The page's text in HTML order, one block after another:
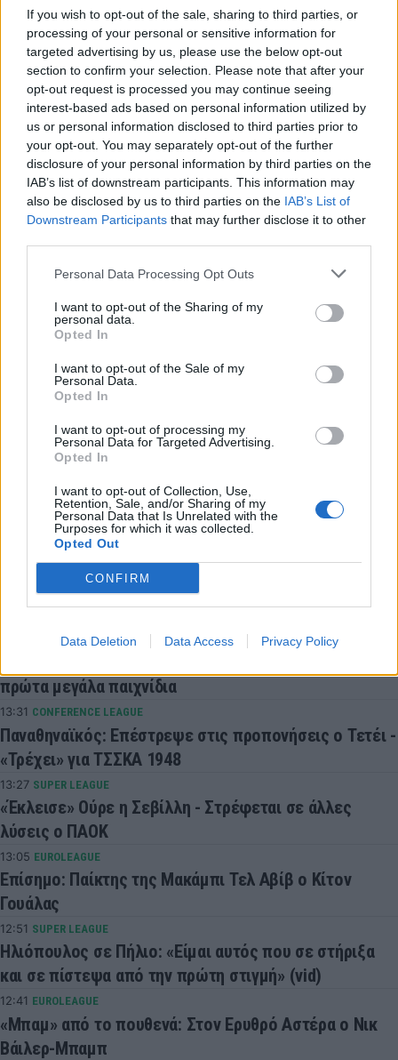
If you wish to opt-out of the sale, sharing to third parties, or
processing of your personal or sensitive information for
targeted advertising by us, please use the below opt-out
section to confirm your selection. Please note that after your
opt-out request is processed you may continue seeing
interest-based ads based on personal information utilized by
us or personal information disclosed to third parties prior to
your opt-out. You may separately opt-out of the further
disclosure of your personal information by third parties on the
IAB’s list of downstream participants. This information may
also be disclosed by us to third parties on the IAB’s List of
Downstream Participants that may further disclose it to other
Personal Data Processing Opt Outs
I want to opt-out of the Sharing of my
personal data.
Opted In
I want to opt-out of the Sale of my
Personal Data.
Opted In
I want to opt-out of processing my
Personal Data for Targeted Advertising.
Opted In
I want to opt-out of Collection, Use,
Retention, Sale, and/or Sharing of my
Personal Data that Is Unrelated with the
Purposes for which it was collected.
Opted Out
CONFIRM
Data Deletion Data Access Privacy Policy
Παιχνίδι από παντού στη Novibet με το
νέο Mobile App
COMMENTS
Συνδεθείτε για να σχολιάσετε
LATEST NEWS
ΠΟΔΟΣΦΑΙΡΟ
«Κλείνει» σε ομάδα 4ης κατηγορίας της Ιταλίας ο
Βίκτορ Ιμπάρμπο
SUPER LEAGUE
Οι ευχές του ΠΑΟΚ για τη γέννηση της κόρης του
Γιάννη Κωνσταντέλια
EUROLEAGUE
«Έριξε τις απαιτήσεις του για τον Ουόκαπ ο
Ολυμπιακός - Ζητάει 2 εκατομμύρια από τη Ντουμπάι»
OPINION
πρώτα μεγάλα παιχνίδια
13:31 CONFERENCE LEAGUE
Παναθηναϊκός: Επέστρεψε στις προπονήσεις ο Τετέι -
«Τρέχει» για ΤΣΣΚΑ 1948
13:27 SUPER LEAGUE
«Έκλεισε» Ούρε η Σεβίλλη - Στρέφεται σε άλλες
λύσεις ο ΠΑΟΚ
13:05 EUROLEAGUE
Επίσημο: Παίκτης της Μακάμπι Τελ Αβίβ ο Κίτον
Γουάλας
12:51 SUPER LEAGUE
Ηλιόπουλος σε Πήλιο: «Είμαι αυτός που σε στήριξα
και σε πίστεψα από την πρώτη στιγμή» (vid)
12:41 EUROLEAGUE
«Μπαμ» από το πουθενά: Στον Ερυθρό Αστέρα ο Νικ
Βάιλερ-Μπαμπ